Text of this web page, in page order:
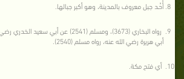
أُحُـد جبل معروف بالمدينة، وهو أكبر جبالها.
رواه البخاري (3673)، ومسلم (2541) عن أبي
أبي هريرة رضي الله عنه، رواه مسلم (2540).
أي فتح مكة.